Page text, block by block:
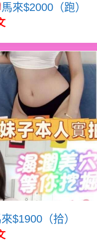
馬來$2000（跑）
$1900（拾）